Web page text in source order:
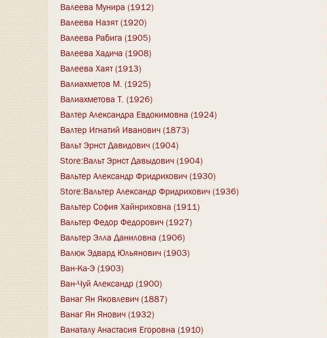
Валеева Мунира (1912)
Валеева Назят (1920)
Валеева Рабига (1905)
Валеева Хадича (1908)
Валеева Хаят (1913)
Валиахметов М. (1925)
Валиахметова Т. (1926)
Валтер Александра Евдокимовна (1924)
Валтер Игнатий Иванович (1873)
Вальт Эрнст Давидович (1904)
Store:Вальт Эрнст Давыдович (1904)
Вальтер Александр Фридрихович (1930)
Store:Вальтер Александр Фридрихович (1936)
Вальтер София Хайнриховна (1911)
Вальтер Федор Федорович (1927)
Вальтер Элла Даниловна (1906)
Валюк Эдвард Юльянович (1903)
Ван-Ка-Э (1903)
Ван-Чуй Александр (1900)
Ванаг Ян Яковлевич (1887)
Ванаг Ян Янович (1932)
Ванаталу Анастасия Егоровна (1910)